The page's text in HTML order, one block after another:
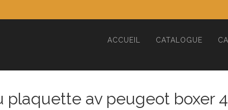
ACCUEIL CATALOGUE
plaquette av peugeot boxer